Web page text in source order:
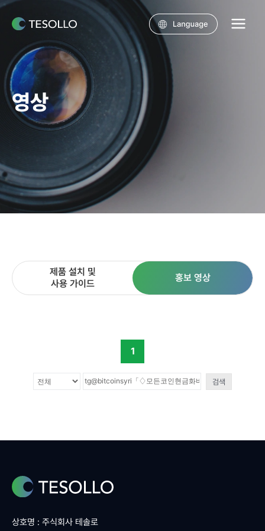
콘텐츠로
건너뛰기
영상
제품 설치 및
사용 가이드
홍보 영상
1
검색
상호명 : 주식회사 테솔로